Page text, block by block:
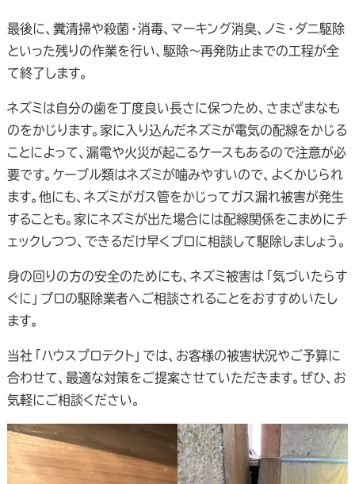
最後に、糞清掃や殺菌・消毒、マーキング消臭、ノミ・ダニ駆除
といった残りの作業を行い、駆除～再発防止までの工程が全
て終了します。
ネズミは自分の歯を丁度良い長さに保つため、さまざまなも
のをかじります。家に入り込んだネズミが電気の配線をかじる
ことによって、漏電や火災が起こるケースもあるので注意が必
要です。ケーブル類はネズミが噛みやすいので、よくかじられ
ます。他にも、ネズミがガス管をかじってガス漏れ被害が発生
することも。家にネズミが出た場合には配線関係をこまめにチ
ェックしつつ、できるだけ早くプロに相談して駆除しましょう。
身の回りの方の安全のためにも、ネズミ被害は「気づいたらす
ぐに」プロの駆除業者へご相談されることをおすすめいたし
ます。
当社「ハウスプロテクト」では、お客様の被害状況やご予算に
合わせて、最適な対策をご提案させていただきます。ぜひ、お
気軽にご相談ください。